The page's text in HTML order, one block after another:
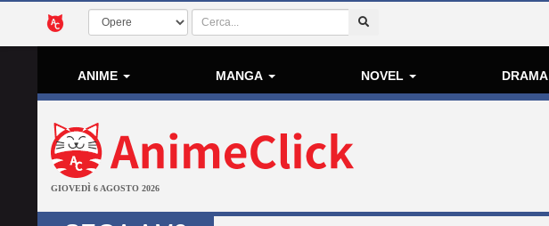
ANIME MANGA NOVEL DRAMA
GIOVEDÌ 6 AGOSTO 2026